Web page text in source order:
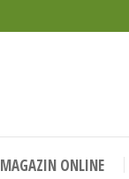
MAGAZIN ONLINE